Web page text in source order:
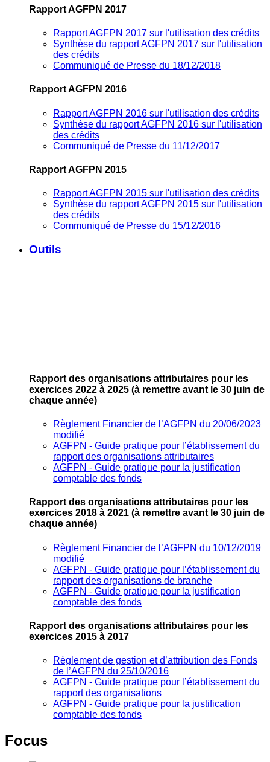
Rapport AGFPN 2017
Rapport AGFPN 2017 sur l'utilisation des crédits
Synthèse du rapport AGFPN 2017 sur l'utilisation
des crédits
Communiqué de Presse du 18/12/2018
Rapport AGFPN 2016
Rapport AGFPN 2016 sur l'utilisation des crédits
Synthèse du rapport AGFPN 2016 sur l'utilisation
des crédits
Communiqué de Presse du 11/12/2017
Rapport AGFPN 2015
Rapport AGFPN 2015 sur l'utilisation des crédits
Synthèse du rapport AGFPN 2015 sur l'utilisation
des crédits
Communiqué de Presse du 15/12/2016
Outils
Rapport des organisations attributaires pour les
exercices 2022 à 2025 (à remettre avant le 30 juin de
chaque année)
Règlement Financier de l’AGFPN du 20/06/2023
modifié
AGFPN ‐ Guide pratique pour l’établissement du
rapport des organisations attributaires
AGFPN ‐ Guide pratique pour la justification
comptable des fonds
Rapport des organisations attributaires pour les
exercices 2018 à 2021 (à remettre avant le 30 juin de
chaque année)
Règlement Financier de l’AGFPN du 10/12/2019
modifié
AGFPN ‐ Guide pratique pour l’établissement du
rapport des organisations de branche
AGFPN ‐ Guide pratique pour la justification
comptable des fonds
Rapport des organisations attributaires pour les
exercices 2015 à 2017
Règlement de gestion et d’attribution des Fonds
de l’AGFPN du 25/10/2016
AGFPN ‐ Guide pratique pour l’établissement du
rapport des organisations
AGFPN ‐ Guide pratique pour la justification
comptable des fonds
Focus